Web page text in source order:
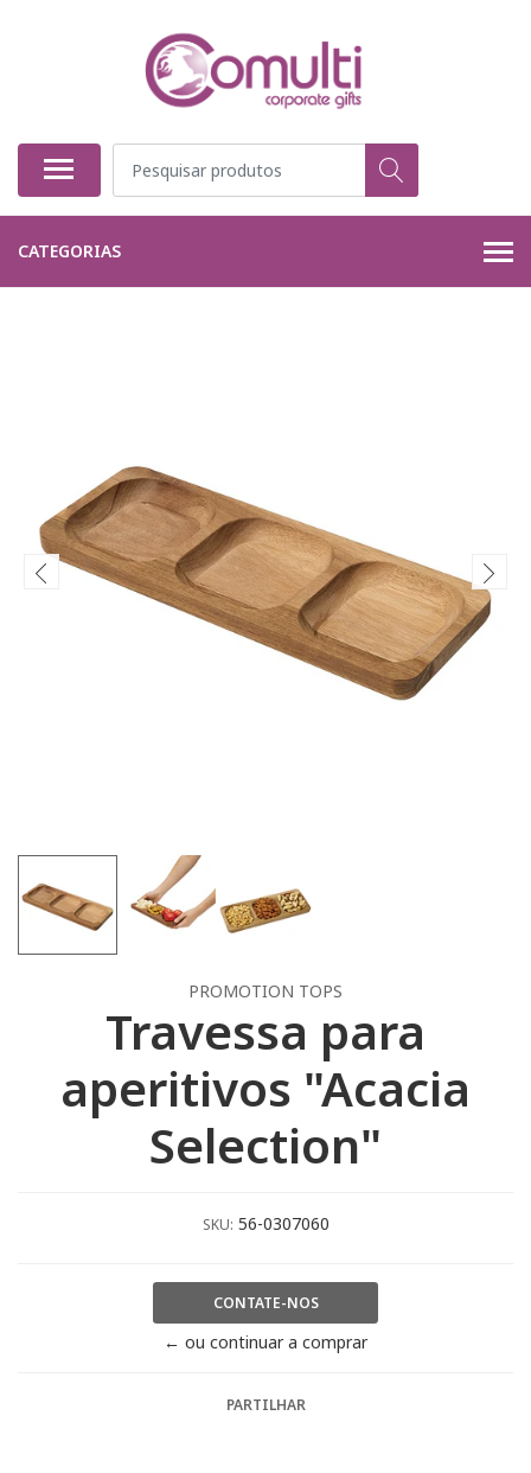
CATEGORIAS
PROMOTION TOPS
Travessa para
aperitivos "Acacia
Selection"
SKU: 56-0307060
CONTATE-NOS
← ou continuar a comprar
PARTILHAR